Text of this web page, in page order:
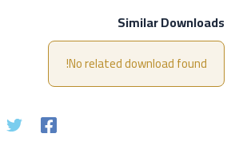
Similar Downloads
No related download found!